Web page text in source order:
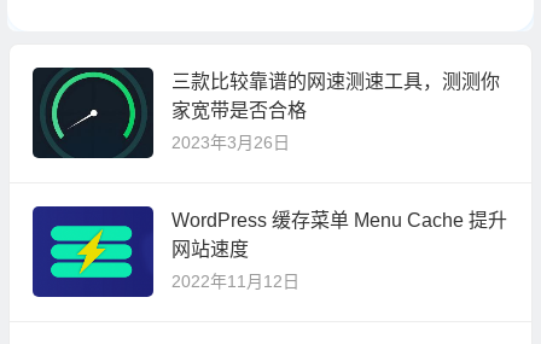
三款比较靠谱的网速测速工具，测测你
家宽带是否合格
2023年3月26日
WordPress 缓存菜单 Menu Cache 提升
网站速度
2022年11月12日